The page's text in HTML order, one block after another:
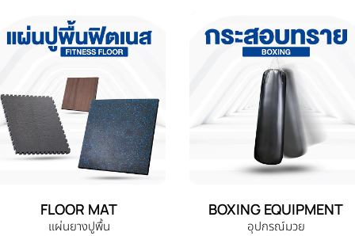
FLOOR MAT
แผ่นยางปูพื้น
BOXING EQUIPMENT
อุปกรณ์มวย